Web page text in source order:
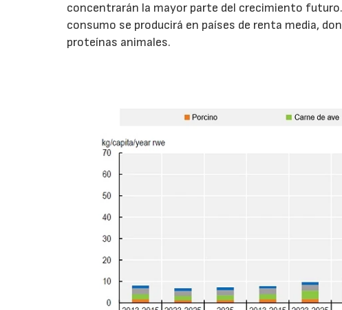
concentrarán la mayor parte del crecimiento
consumo se producirá en países de renta media,
proteínas animales.